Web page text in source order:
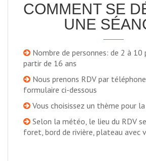
COMMENT SE
UNE
Nombre de personnes: de 2 à 10
partir de 16 ans
Nous prenons RDV par
formulaire ci-dessous
Vous choisissez un thème pour
Selon la météo, le lieu du RDV
foret, bord de rivière, plateau avec